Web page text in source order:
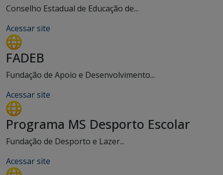
Conselho Estadual de Educação de...
Acessar site
FADEB
Fundação de Apoio e Desenvolvimento...
Acessar site
Programa MS Desporto Escolar
Fundação de Desporto e Lazer...
Acessar site